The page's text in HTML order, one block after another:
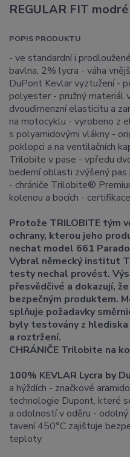
REGULAR FIT
POPIS PRODUKTU
- ve standardní i
bavlna, 2% lycra - váha
DuPont Kevlar vyztužení -
polyester - pružný materiál
dvoudimenzní elasticitu a
na motocyklu - vyrobeno z
s polyamidovými vlákny -
poklopci a na ventilačních
Trilobite v pase - vpředu
bederní oblasti zvýšený
- chrániče Trilobite®
kolenou a bocích -
Protože TRILOBITE tým
ochrany, kterou jeho
nechat model 661
Vybral německý institut
testy nechal provést.
přesvědčivé a dokazují,
bezpečným produktem.
splňuje požadavky
byly testovány z
a roztržení.
CHRÁNIČE Trilobite na
100% KEVLAR Lycra by
a hýždích - značkové
technologie Dupont, které
a odolností v oděru -
tavení 450°C zajištuje
teploty